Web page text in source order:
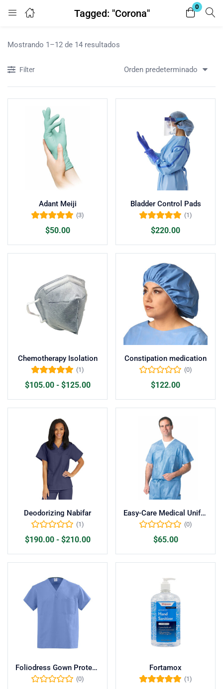
Tagged: "Corona"
0
Login
Remember me Lost password?
Mostrando 1–12 de 14 resultados
Filter Orden predeterminado
Adant Meiji
de 5
(3)
$50.00
Bladder Control Pads
de 5
(1)
$220.00
Chemotherapy Isolation
5.00de 5
(1)
$105.00 - $125.00
Constipation medication
(0)
$122.00
Deodorizing Nabifar
(1)
$190.00 - $210.00
Easy-Care Medical Uniforms
(0)
$65.00
Foliodress Gown Protect Basic
(0)
Fortamox
(1)